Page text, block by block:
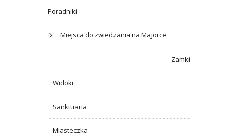
Poradniki
Miejsca do zwiedzania na Majorce
Zamki
Widoki
Sanktuaria
Miasteczka